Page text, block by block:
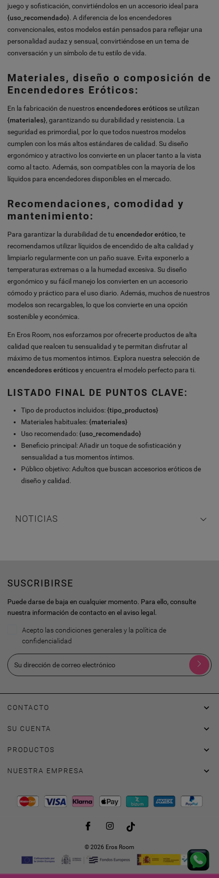
NOTICIAS
juego y sofisticación, convirtiéndolos en un accesorio ideal para
{uso_recomendado}. A diferencia de los encendedores
convencionales, estos modelos están pensados para reflejar una
personalidad audaz y sensual, convirtiéndose en un tema de
conversación y un símbolo de tu estilo de vida.
Materiales, diseño o composición de
Encendedores Eróticos:
En la fabricación de nuestrosencendedores eróticos se utilizan
{materiales}, garantizando su durabilidad y resistencia. La
seguridad es primordial, por lo que todos nuestros modelos
cumplen con los más altos estándares de calidad. Su diseño
ergonómico y atractivo los convierte en un placer tanto a la vista
como al tacto. Además, son compatibles con la mayoría de los
líquidos para encendedores disponibles en el mercado.
Recomendaciones, comodidad y
mantenimiento:
Para garantizar la durabilidad de tu encendedor erótico, te
recomendamos utilizar líquidos de encendido de alta calidad y
limpiarlo regularmente con un paño suave. Evita exponerlo a
temperaturas extremas o a la humedad excesiva. Su diseño
ergonómico y su fácil manejo los convierten en un accesorio
cómodo y práctico para el uso diario. Además, muchos de nuestros
modelos son recargables, lo que los convierte en una opción
sostenible y económica.
En Eros Room, nos esforzamos por ofrecerte productos de alta
calidad que realcen tu sensualidad y te permitan disfrutar al
máximo de tus momentos íntimos. Explora nuestra selección de
encendedores eróticosy encuentra el modelo perfecto para ti.
LISTADO FINAL DE PUNTOS CLAVE:
Tipo de productos incluidos:{tipo_productos}
Materiales habituales:{materiales}
Uso recomendado:{uso_recomendado}
Beneficio principal: Añadir un toque de sofisticación y
sensualidad a tus momentos íntimos.
Público objetivo: Adultos que buscan accesorios eróticos de
diseño y calidad.
SUSCRIBIRSE
Puede darse de baja en cualquier momento. Para ello, consulte
nuestra información de contacto en el aviso legal.
Acepto las condiciones generales y la política de
confidencialidad
CONTACTO 
SU CUENTA 
PRODUCTOS 
NUESTRA EMPRESA 
FacebookInstagram
TikTok
© 2026 Eros Room